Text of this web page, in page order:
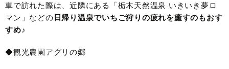
車で訪れた際は、近隣にある「栃木天然温泉 いきいき夢ロ
マン」などの 日帰り温泉でいちご狩りの疲れを癒すのもおす
すめ♪
◆観光農園アグリの郷